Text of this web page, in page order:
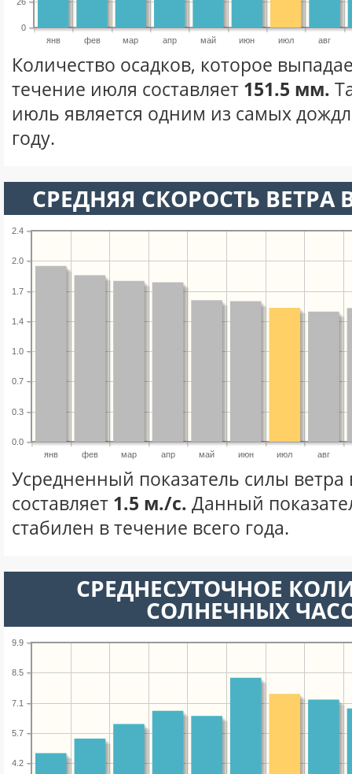
янв фев мар апр май июн июл авг
0
Количество осадков, которое
течение июля составляет 151.5 мм.
июль является одним из самых
году.
СРЕДНЯЯ СКОРОСТЬ
янв фев мар апр май июн июл авг
0.0
0.3
0.7
1.0
1.4
1.7
2.0
2.4
Усредненный показатель силы
составляет 1.5 м./с. Данный
стабилен в течение всего года.
СРЕДНЕСУТОЧНОЕ
СОЛНЕЧНЫХ
4.2
5.7
7.1
8.5
9.9